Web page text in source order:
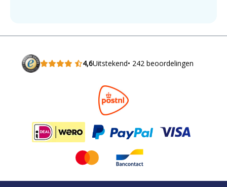
4,6Uitstekend• 242 beoordelingen